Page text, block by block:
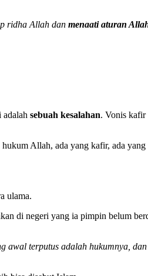
ridha Allah dan menaati aturan
adalah sebuah kesalahan. Vonis kafir
Allah, ada yang kafir, ada
ulama.
di negeri yang ia pimpin belum
awal terputus adalah hukumnya,